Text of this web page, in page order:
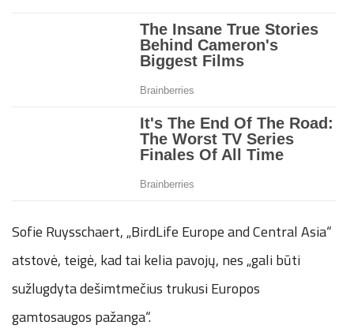
Sofie Ruysschaert, „BirdLife Europe and Central Asia“
atstovė, teigė, kad tai kelia pavojų, nes „gali būti
sužlugdyta dešimtmečius trukusi Europos
gamtosaugos pažanga“.